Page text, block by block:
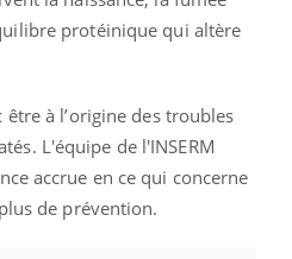
protéinique qui altère
à l’origine des troubles
L'équipe de l'INSERM
accrue en ce qui concerne
de prévention.